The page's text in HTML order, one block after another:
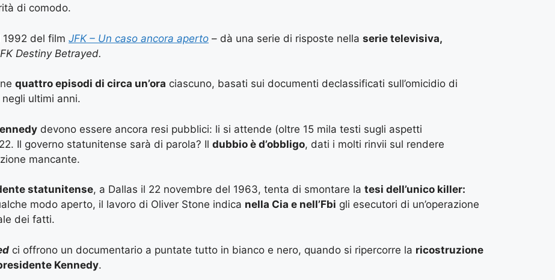
di comodo.
1992 del film JFK – Un caso ancora aperto – dà una serie di risposte nella serie televisiva,
Destiny Betrayed.
quattro episodi di circa un’ora ciascuno, basati sui documenti declassificati sull’omicidio di
ultimi anni.
devono essere ancora resi pubblici: li si attende (oltre 15 mila testi sugli aspetti
Il governo statunitense sarà di parola? Il dubbio è d’obbligo, dati i molti rinvii sul rendere
mancante.
statunitense, a Dallas il 22 novembre del 1963, tenta di smontare la tesi dell’unico killer:
modo aperto, il lavoro di Oliver Stone indica nella Cia e nell’Fbi gli esecutori di un’operazione
dei fatti.
ci offrono un documentario a puntate tutto in bianco e nero, quando si ripercorre la ricostruzione
Kennedy.